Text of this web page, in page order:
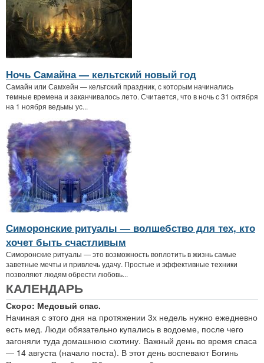
Ночь Самайна — кельтский новый год
Самайн или Самхейн — кельтский праздник, с которым начинались
темные времена и заканчивалось лето. Считается, что в ночь с 31 октября
на 1 ноября ведьмы ус...
Симоронские ритуалы — волшебство для тех, кто
хочет быть счастливым
Симоронские ритуалы — это возможность воплотить в жизнь самые
заветные мечты и привлечь удачу. Простые и эффективные техники
позволяют людям обрести любовь...
КАЛЕНДАРЬ
Скоро: Медовый спас.
Начиная с этого дня на протяжении 3х недель нужно ежедневно
есть мед. Люди обязательно купались в водоеме, после чего
загоняли туда домашнюю скотину. Важный день во время спаса
— 14 августа (начало поста). В этот день воспевают Богинь